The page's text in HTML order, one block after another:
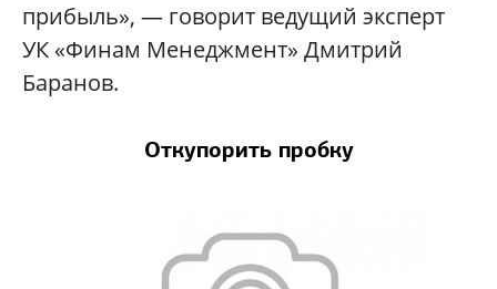
прибыль», — говорит ведущий эксперт
УК «Финам Менеджмент» Дмитрий
Баранов.
Откупорить пробку